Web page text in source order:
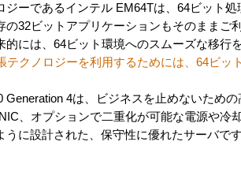
ジーであるインテル EM64Tは、64ビット
の32ビットアプリケーションもそのまま
的には、64ビット環境へのスムーズな移行
クノロジーを利用するためには、64ビッ
Generation 4は、ビジネスを止めないため
、オプションで二重化が可能な電源や
うに設計された、保守性に優れたサーバです